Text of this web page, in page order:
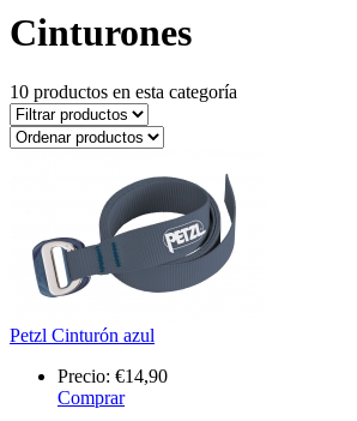
Cinturones
10 productos en esta categoría
Petzl Cinturón azul
Precio: €14,90
Comprar